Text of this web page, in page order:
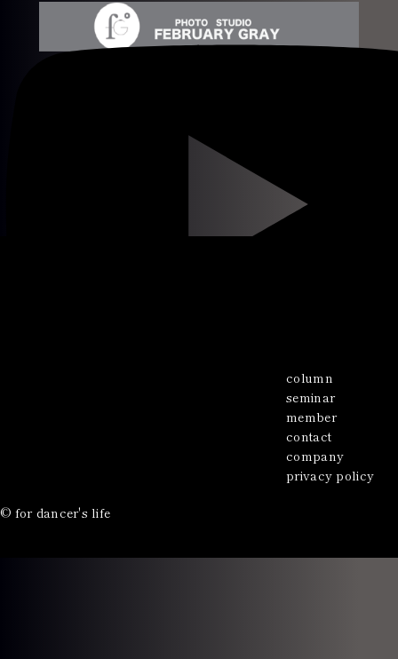
column
seminar
member
contact
company
privacy policy
© for dancer's life